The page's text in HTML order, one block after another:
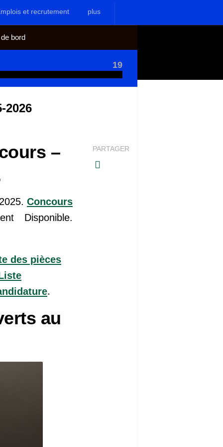
et recrutement plus
bord
19
2026
–
Concours
Disponible.
des pièces
.
au
PARTAGER